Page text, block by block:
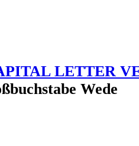
LETTER
Wede